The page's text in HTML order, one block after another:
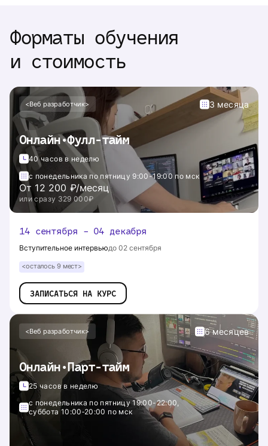
Форматы обучения
и стоимость
<Веб разработчик> 3 месяца
Онлайн•Фулл-тайм
40 часов в неделю
с понедельника по пятницу 9:00-19:00 по мск
От 12 200 ₽/месяц
или сразу 329 000₽
14 сентября – 04 декабря
Вступительное интервьюдо 02 сентября
<осталось 9 мест>
ЗАПИСАТЬСЯ НА КУРС
<Веб разработчик> 6 месяцев
Онлайн•Парт-тайм
25 часов в неделю
с понедельника по пятницу 19:00-22:00,
суббота 10:00‑20:00 по мск